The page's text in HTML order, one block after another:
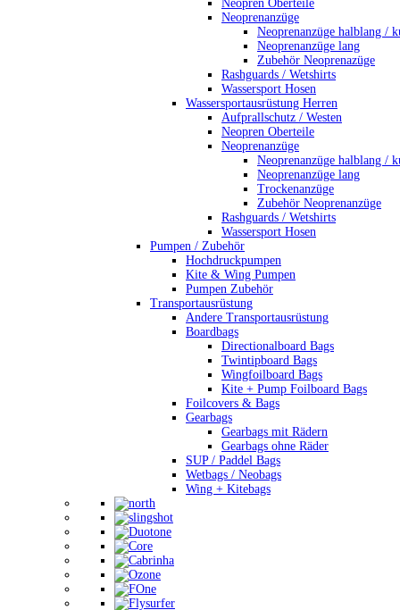
Neopren Oberteile
Neoprenanzüge
Neoprenanzüge halblang /
Neoprenanzüge lang
Zubehör Neoprenazüge
Rashguards / Wetshirts
Wassersport Hosen
Wassersportausrüstung Herren
Aufprallschutz / Westen
Neopren Oberteile
Neoprenanzüge
Neoprenanzüge halblang /
Neoprenanzüge lang
Trockenanzüge
Zubehör Neoprenanzüge
Rashguards / Wetshirts
Wassersport Hosen
Pumpen / Zubehör
Hochdruckpumpen
Kite & Wing Pumpen
Pumpen Zubehör
Transportausrüstung
Andere Transportausrüstung
Boardbags
Directionalboard Bags
Twintipboard Bags
Wingfoilboard Bags
Kite + Pump Foilboard Bags
Foilcovers & Bags
Gearbags
Gearbags mit Rädern
Gearbags ohne Räder
SUP / Paddel Bags
Wetbags / Neobags
Wing + Kitebags